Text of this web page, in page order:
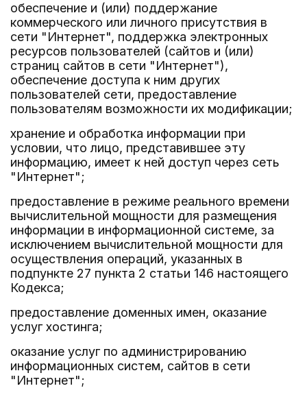
обеспечение и (или) поддержание
коммерческого или личного присутствия в
сети "Интернет", поддержка электронных
ресурсов пользователей (сайтов и (или)
страниц сайтов в сети "Интернет"),
обеспечение доступа к ним других
пользователей сети, предоставление
пользователям возможности их модификации;
хранение и обработка информации при
условии, что лицо, представившее эту
информацию, имеет к ней доступ через сеть
"Интернет";
предоставление в режиме реального времени
вычислительной мощности для размещения
информации в информационной системе, за
исключением вычислительной мощности для
осуществления операций, указанных в
подпункте 27 пункта 2 статьи 146 настоящего
Кодекса;
предоставление доменных имен, оказание
услуг хостинга;
оказание услуг по администрированию
информационных систем, сайтов в сети
"Интернет";